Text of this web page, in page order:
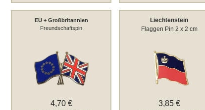
EU + Großbritannien
Freundschaftspin
4,70 €
Liechtenstein
Flaggen Pin 2 x 2 cm
3,85 €